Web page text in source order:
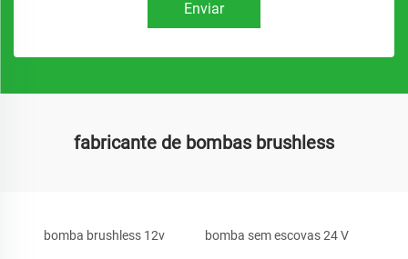
Enviar
fabricante de bombas brushless
bomba brushless 12v bomba sem escovas 24 V